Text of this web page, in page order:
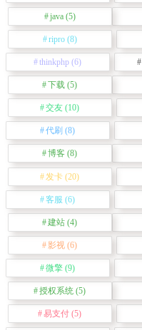
java(5)
ripro(8)
thinkphp (6)
下载 (5)
交友 (10)
代刷 (8)
博客 (8)
发卡 (20)
客服 (6)
建站 (4)
影视 (6)
微擎 (9)
授权系统 (5)
易支付 (5)